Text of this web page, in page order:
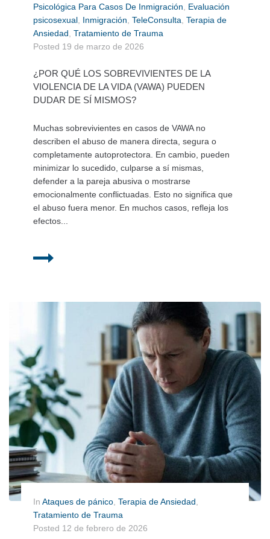
Psicológica Para Casos De Inmigración
Evaluación
psicosexual Inmigración TeleConsulta Terapia de
Ansiedad Tratamiento de Trauma
Posted 19 de marzo de 2026
¿POR QUÉ LOS SOBREVIVIENTES DE LA
VIOLENCIA DE LA VIDA (VAWA) PUEDEN
DUDAR DE SÍ MISMOS?
Muchas sobrevivientes en casos de VAWA no
describen el abuso de manera directa, segura o
completamente autoprotectora. En cambio, pueden
minimizar lo sucedido, culparse a sí mismas,
defender a la pareja abusiva o mostrarse
emocionalmente conflictuadas. Esto no significa que
el abuso fuera menor. En muchos casos, refleja los
efectos...
In Ataques de pánico Terapia de Ansiedad
Tratamiento de Trauma
Posted 12 de febrero de 2026